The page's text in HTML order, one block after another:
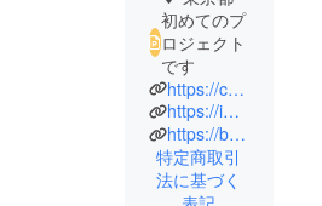
初めてのプ
ロジェクト
です
https://corporate.jute.jp/
https://imphy.jp/
https://backjoy-jp.com/
特定商取引
法に基づく